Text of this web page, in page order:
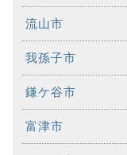
流山市
我孫子市
鎌ケ谷市
富津市